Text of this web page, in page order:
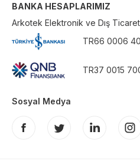
BANKA HESAPLARIMIZ
Arkotek Elektronik ve Dış
TR66 0006
TR37 0015
Sosyal Medya